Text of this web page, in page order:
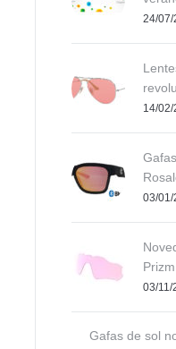
24/07/
14/02/
03/01/
03/11/
Gafas de sol